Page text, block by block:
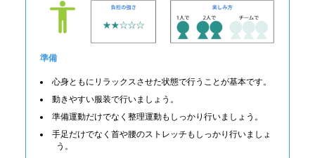
準備
心身ともにリラックスさせた状態で行うことが基本です。
動きやすい服装で行いましょう。
準備運動だけでなく整理運動もしっかり行いましょう。
手足だけでなく首や腰のストレッチもしっかり行いましょ
う。